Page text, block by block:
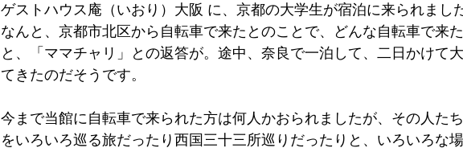
Yokohama 古市古墳群 鼓いちじくソース 恵我ノ荘駅 サンドイッチ
apricot university
ゲストハウス庵（いおり）大阪 に、京都の大学生が宿泊に来られまし
なんと、京都市北区から自転車で来たとのことで、どんな自転車で来
と、「ママチャリ」との返答が。途中、奈良で一泊して、二日かけて
てきたのだそうです。
今まで当館に自転車で来られた方は何人かおられましたが、その人た
をいろいろ巡る旅だったり西国三十三所巡りだったりと、いろいろな